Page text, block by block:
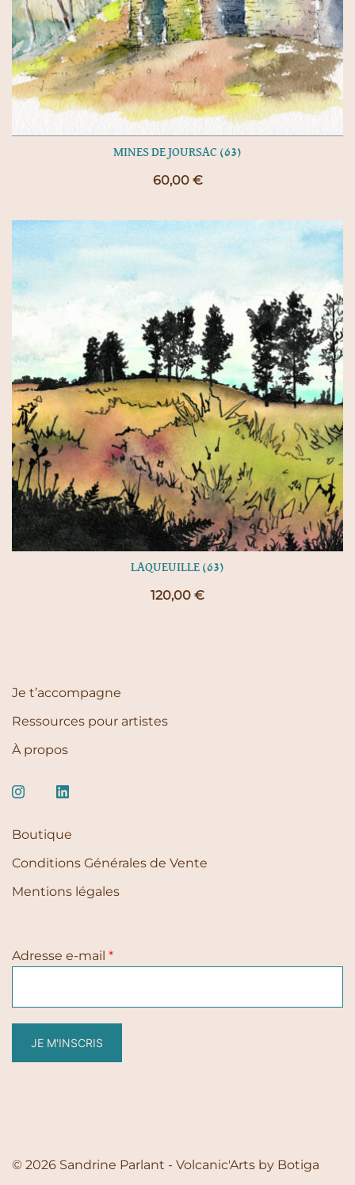
MINES DE JOURSAC (63)
60,00 €
LAQUEUILLE (63)
120,00 €
Je t’accompagne
Ressources pour artistes
À propos
Boutique
Conditions Générales de Vente
Mentions légales
Adresse e-mail *
JE M'INSCRIS
© 2026 Sandrine Parlant - Volcanic'Arts by Botiga